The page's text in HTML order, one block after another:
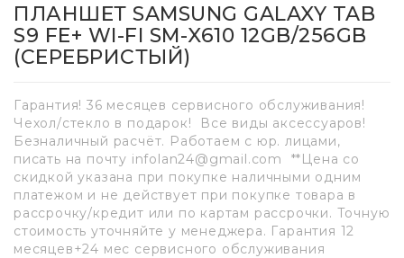
ПЛАНШЕТ SAMSUNG GALAXY TAB
S9 FE+ WI-FI SM-X610 12GB/256GB
(СЕРЕБРИСТЫЙ)
Гарантия! 36 месяцев сервисного обслуживания!
Чехол/стекло в подарок! Все виды аксессуаров!
Безналичный расчёт. Работаем с юр. лицами,
писать на почту infolan24@gmail.com **Цена со
скидкой указана при покупке наличными одним
платежом и не действует при покупке товара в
рассрочку/кредит или по картам рассрочки. Точную
стоимость уточняйте у менеджера. Гарантия 12
месяцев+24 мес сервисного обслуживания